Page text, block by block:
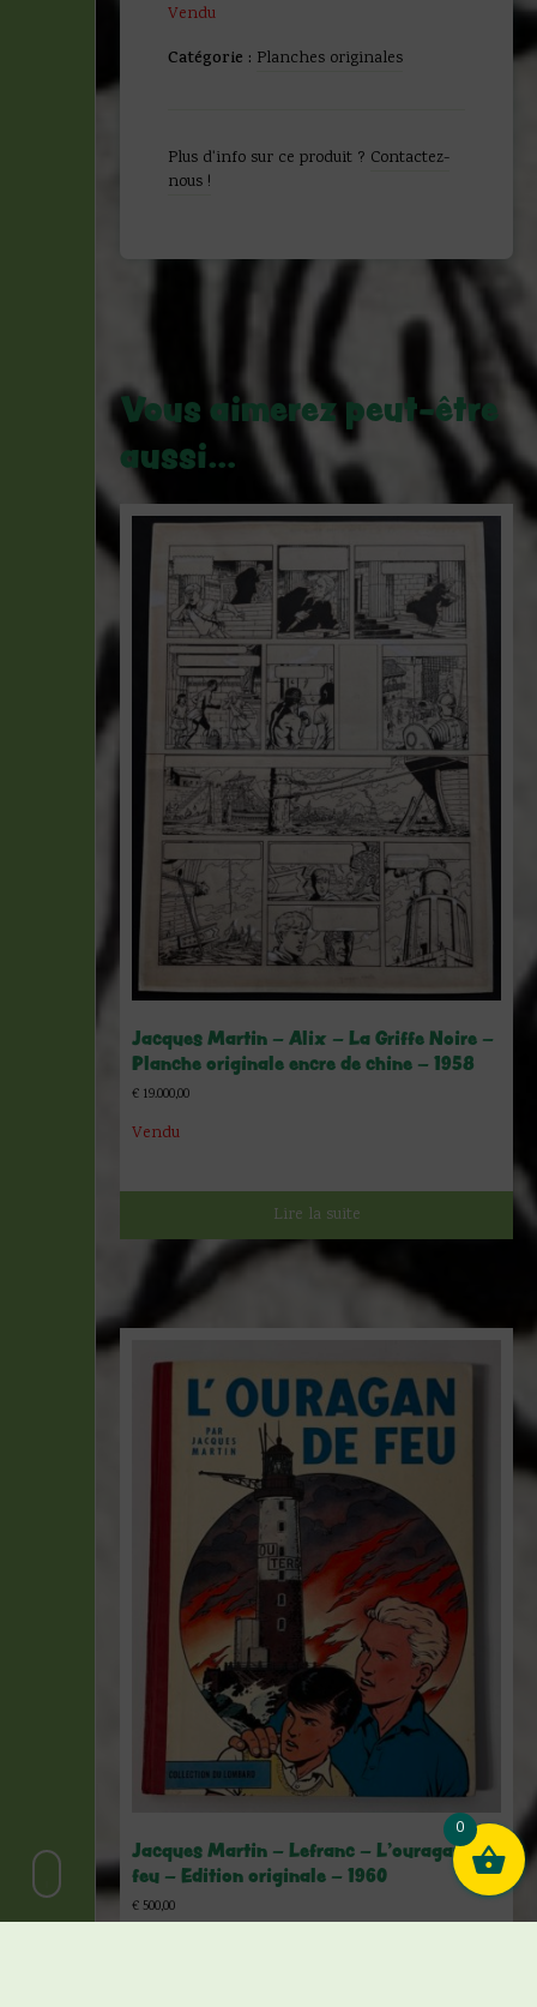
Vendu
Catégorie : Planches originales
Plus d'info sur ce produit ? Contactez-
nous !
Vous aimerez peut-être
aussi…
Jacques Martin – Alix – La Griffe Noire –
Planche originale encre de chine – 1958
€ 19.000,00
Vendu
Lire la suite
Jacques Martin – Lefranc – L’ouragan de
feu – Edition originale – 1960
€ 500,00
0